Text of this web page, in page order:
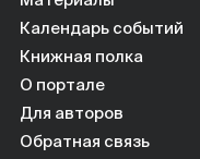
Календарь событий
Книжная полка
О портале
Для авторов
Обратная связь